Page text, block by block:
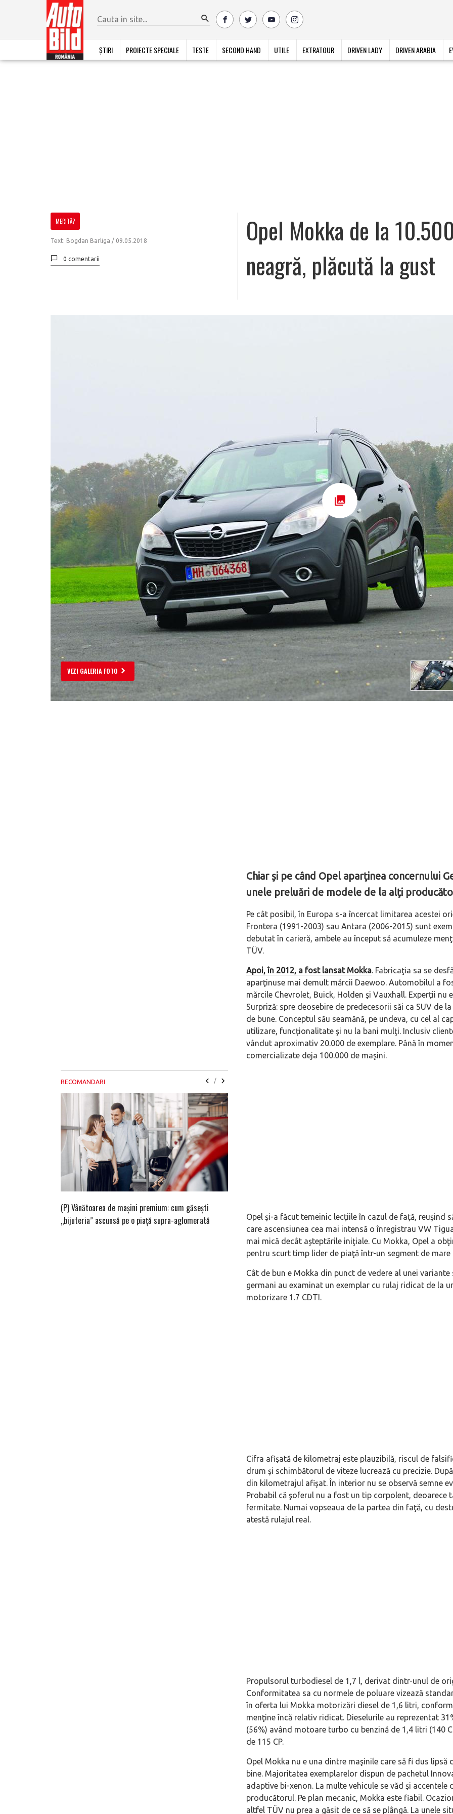
ȘTIRI PROIECTE SPECIALE TESTE SECOND HAND UTILE EXTRATOUR DRIVEN LADY DRIVEN ARABIA
MERITĂ?
Text: Bogdan Barliga / 09.05.2018
0 comentarii
Opel Mokka de la
neagră, plăcută la gust
VEZI GALERIA FOTO
Chiar şi pe când Opel aparţinea concernului
unele preluări de modele de la alţi
Pe cât posibil, în Europa s-a încercat limitarea acestei
Frontera (1991-2003) sau Antara (2006-2015) sunt
debutat în carieră, ambele au început să acumuleze
TÜV.
Apoi, în 2012, a fost lansat Mokka. Fabricaţia sa se
aparţinuse mai demult mărcii Daewoo. Automobilul a
mărcile Chevrolet, Buick, Holden şi Vauxhall. Experţii
Surpriză: spre deosebire de predecesorii săi ca SUV de
de bune. Conceptul său seamănă, pe undeva, cu cel al
utilizare, funcţionalitate şi nu la bani mulţi. Inclusiv
vândut aproximativ 20.000 de exemplare. Până în
comercializate deja 100.000 de maşini.
Opel şi-a făcut temeinic lecţiile în cazul de faţă, reuşind
care ascensiunea cea mai intensă o înregistrau VW
mai mică decât aşteptările iniţiale. Cu Mokka, Opel a
pentru scurt timp lider de piaţă într-un segment de mare
Cât de bun e Mokka din punct de vedere al unei
germani au examinat un exemplar cu rulaj ridicat de la
motorizare 1.7 CDTI.
Cifra afişată de kilometraj este plauzibilă, riscul de
drum şi schimbătorul de viteze lucrează cu precizie.
din kilometrajul afişat. În interior nu se observă semne
Probabil că şoferul nu a fost un tip corpolent, deoarece
fermitate. Numai vopseaua de la partea din faţă, cu
atestă rulajul real.
Propulsorul turbodiesel de 1,7 l, derivat dintr-unul de
Conformitatea sa cu normele de poluare vizează
în oferta lui Mokka motorizări diesel de 1,6 litri,
menţine încă relativ ridicat. Dieselurile au reprezentat
(56%) având motoare turbo cu benzină de 1,4 litri (140
de 115 CP.
Opel Mokka nu e una dintre maşinile care să fi dus
bine. Majoritatea exemplarelor dispun de pachetul
adaptive bi-xenon. La multe vehicule se văd şi
producătorul. Pe plan mecanic, Mokka este fiabil.
altfel TÜV nu prea a găsit de ce să se plângă. La unele
RECOMANDARI /
(P) Vânătoarea de mașini premium: cum găsești
„bijuteria” ascunsă pe o piață supra-aglomerată
siguranța